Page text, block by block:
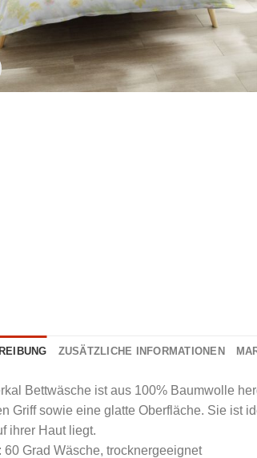
ZUSÄTZLICHE INFORMATIONEN
Bettwäsche ist aus 100% Baumwolle
Griff sowie eine glatte Oberfläche. Sie ist
ihrer Haut liegt.
60 Grad Wäsche, trocknergeeignet